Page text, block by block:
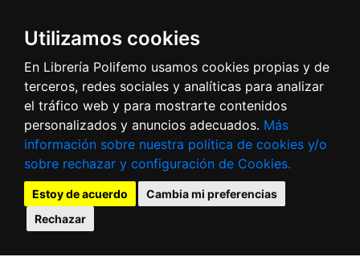
Utilizamos cookies
En Librería Polifemo usamos cookies propias y de
terceros, redes sociales y analíticas para analizar
el tráfico web y para mostrarte contenidos
personalizados y anuncios adecuados. Más
información sobre nuestra política de cookies y/o
sobre rechazar y configuración de Cookies.
Estoy de acuerdo
Cambia mi preferencias
Rechazar